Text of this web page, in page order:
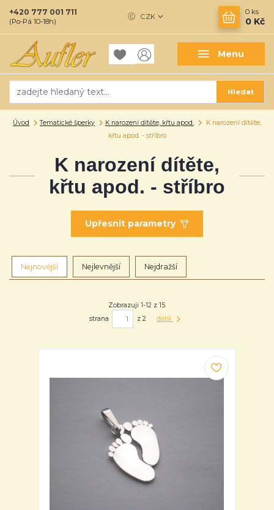
Menu
CZK
Hledat
+420 777 001 711
(Po-Pá 10-18h)
0 ks
0 Kč
Úvod Tematické šperky K narození dítěte, křtu apod.
K narození dítěte,
křtu apod. - stříbro
K narození dítěte,
křtu apod. - stříbro
Upřesnit parametry
Nejnovější Nejlevnější Nejdražší
Zobrazuji 1-12 z 15
strana
z 2 další